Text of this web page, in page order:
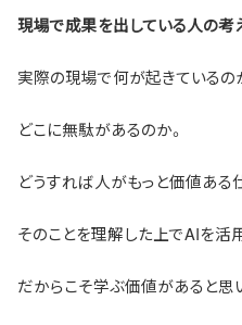
現場で成果を出している人の考
実際の現場で何が起きているの
どこに無駄があるのか。
どうすれば人がもっと価値ある
そのことを理解した上でAIを活
だからこそ学ぶ価値があると思